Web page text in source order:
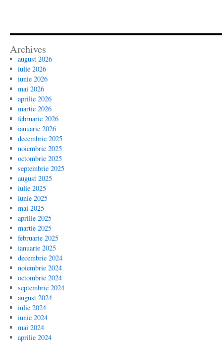
Archives
august 2026
iulie 2026
iunie 2026
mai 2026
aprilie 2026
martie 2026
februarie 2026
ianuarie 2026
decembrie 2025
noiembrie 2025
octombrie 2025
septembrie 2025
august 2025
iulie 2025
iunie 2025
mai 2025
aprilie 2025
martie 2025
februarie 2025
ianuarie 2025
decembrie 2024
noiembrie 2024
octombrie 2024
septembrie 2024
august 2024
iulie 2024
iunie 2024
mai 2024
aprilie 2024